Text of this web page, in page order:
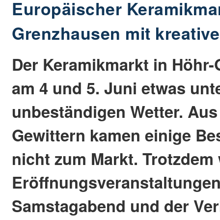
Europäischer
Grenzhausen mit
Der Keramikmarkt in
am 4 und 5. Juni etwas
unbeständigen Wetter.
Gewittern kamen einige
nicht zum Markt. Trotzdem
Samstagabend und der